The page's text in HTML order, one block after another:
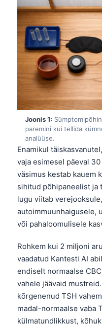
Joonis 1:
paremini kui tellida
analüüse.
Enamikul
vaja esimesel päeval
väsimus kestab kauem
sihitud põhipaneelist ja
lugu viitab
autoimmuunhaigusele,
või pahaloomulisele
Rohkem kui 2 miljoni
vaadatud Kantesti AI
endiselt normaalse
vahele jäävaid
kõrgenenud TSH
madal-normaalse vaba
külmatundlikkust,